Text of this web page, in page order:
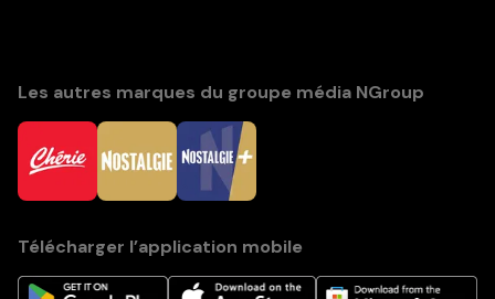
Les autres marques du groupe média NGroup
Télécharger l’application mobile